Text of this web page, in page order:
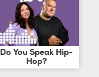
Do You Speak Hip-
Hop?